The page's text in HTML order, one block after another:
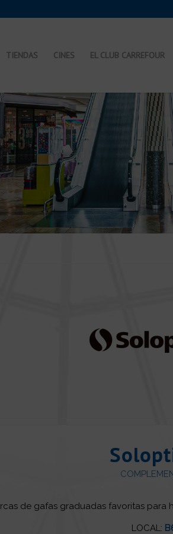
TIENDAS CINES EL CLUB CARREFOUR
de gafas graduadas favoritas para
LOCAL: